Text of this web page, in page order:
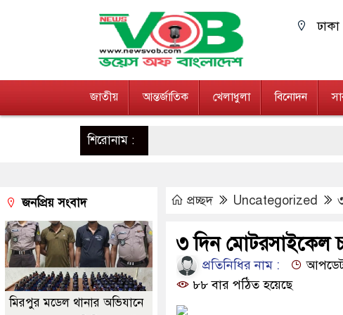
ঢাকা
জাতীয় আন্তর্জাতিক খেলাধুলা বিনোদন
শিরোনাম :
প্রচ্ছদ Uncategorized
৩ দিন মোটরসাইকেল
প্রতিনিধির নাম :
৮৮ বার পঠিত হয়েছে
জনপ্রিয় সংবাদ
মিরপুর মডেল থানার অভিযানে